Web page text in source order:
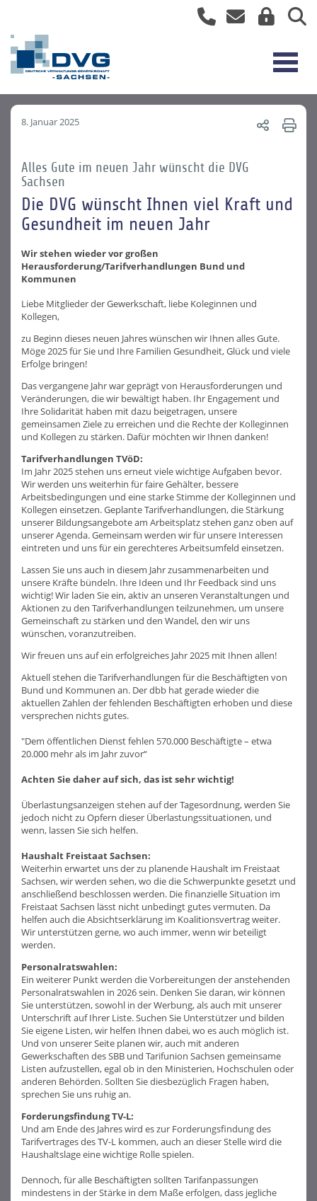
8. Januar 2025
Alles Gute im neuen Jahr wünscht die DVG
Sachsen
Die DVG wünscht Ihnen viel Kraft und
Gesundheit im neuen Jahr
Wir stehen wieder vor großen
Herausforderung/Tarifverhandlungen Bund und
Kommunen
Liebe Mitglieder der Gewerkschaft, liebe Koleginnen und
Kollegen,
zu Beginn dieses neuen Jahres wünschen wir Ihnen alles Gute.
Möge 2025 für Sie und Ihre Familien Gesundheit, Glück und viele
Erfolge bringen!
Das vergangene Jahr war geprägt von Herausforderungen und
Veränderungen, die wir bewältigt haben. Ihr Engagement und
Ihre Solidarität haben mit dazu beigetragen, unsere
gemeinsamen Ziele zu erreichen und die Rechte der Kolleginnen
und Kollegen zu stärken. Dafür möchten wir Ihnen danken!
Tarifverhandlungen TVöD:
Im Jahr 2025 stehen uns erneut viele wichtige Aufgaben bevor.
Wir werden uns weiterhin für faire Gehälter, bessere
Arbeitsbedingungen und eine starke Stimme der Kolleginnen und
Kollegen einsetzen. Geplante Tarifverhandlungen, die Stärkung
unserer Bildungsangebote am Arbeitsplatz stehen ganz oben auf
unserer Agenda. Gemeinsam werden wir für unsere Interessen
eintreten und uns für ein gerechteres Arbeitsumfeld einsetzen.
Lassen Sie uns auch in diesem Jahr zusammenarbeiten und
unsere Kräfte bündeln. Ihre Ideen und Ihr Feedback sind uns
wichtig! Wir laden Sie ein, aktiv an unseren Veranstaltungen und
Aktionen zu den Tarifverhandlungen teilzunehmen, um unsere
Gemeinschaft zu stärken und den Wandel, den wir uns
wünschen, voranzutreiben.
Wir freuen uns auf ein erfolgreiches Jahr 2025 mit Ihnen allen!
Aktuell stehen die Tarifverhandlungen für die Beschäftigten von
Bund und Kommunen an. Der dbb hat gerade wieder die
aktuellen Zahlen der fehlenden Beschäftigten erhoben und diese
versprechen nichts gutes.
"Dem öffentlichen Dienst fehlen 570.000 Beschäftigte – etwa
20.000 mehr als im Jahr zuvor“
Achten Sie daher auf sich, das ist sehr wichtig!
Überlastungsanzeigen stehen auf der Tagesordnung, werden Sie
jedoch nicht zu Opfern dieser Überlastungssituationen, und
wenn, lassen Sie sich helfen.
Haushalt Freistaat Sachsen:
Weiterhin erwartet uns der zu planende Haushalt im Freistaat
Sachsen, wir werden sehen, wo die die Schwerpunkte gesetzt und
anschließend beschlossen werden. Die finanzielle Situation im
Freistaat Sachsen lässt nicht unbedingt gutes vermuten. Da
helfen auch die Absichtserklärung im Koalitionsvertrag weiter.
Wir unterstützen gerne, wo auch immer, wenn wir beteiligt
werden.
Personalratswahlen:
Ein weiterer Punkt werden die Vorbereitungen der anstehenden
Personalratswahlen in 2026 sein. Denken Sie daran, wir können
Sie unterstützen, sowohl in der Werbung, als auch mit unserer
Unterschrift auf Ihrer Liste. Suchen Sie Unterstützer und bilden
Sie eigene Listen, wir helfen Ihnen dabei, wo es auch möglich ist.
Und von unserer Seite planen wir, auch mit anderen
Gewerkschaften des SBB und Tarifunion Sachsen gemeinsame
Listen aufzustellen, egal ob in den Ministerien, Hochschulen oder
anderen Behörden. Sollten Sie diesbezüglich Fragen haben,
sprechen Sie uns ruhig an.
Forderungsfindung TV-L:
Und am Ende des Jahres wird es zur Forderungsfindung des
Tarifvertrages des TV-L kommen, auch an dieser Stelle wird die
Haushaltslage eine wichtige Rolle spielen.
Dennoch, für alle Beschäftigten sollten Tarifanpassungen
mindestens in der Stärke in dem Maße erfolgen, dass jegliche